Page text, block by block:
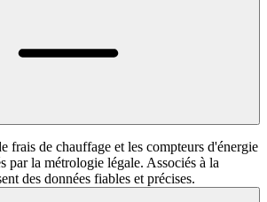
frais de chauffage et les compteurs d'énergie
par la métrologie légale. Associés à la
des données fiables et précises.